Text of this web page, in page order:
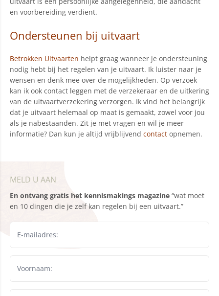
en voorbereiding verdient.
Ondersteunen bij uitvaart
Betrokken Uitvaarten helpt graag wanneer je ondersteuning
nodig hebt bij het regelen van je uitvaart. Ik luister naar je
wensen en denk mee over de mogelijkheden. Op verzoek
kan ik ook contact leggen met de verzekeraar en de uitkering
van de uitvaartverzekering verzorgen. Ik vind het belangrijk
dat je uitvaart helemaal op maat is gemaakt, zowel voor jou
als je nabestaanden. Zit je met vragen en wil je meer
informatie? Dan kun je altijd vrijblijvend contact opnemen.
MELD U AAN
En ontvang gratis het kennismakings magazine “wat moet
en 10 dingen die je zelf kan regelen bij een uitvaart.”